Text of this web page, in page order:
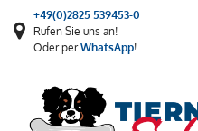
+49(0)2825 539453-0
Rufen Sie uns an!
Oder perWhatsApp!